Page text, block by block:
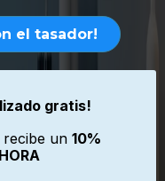
el tasador!
gratis!
un 10%